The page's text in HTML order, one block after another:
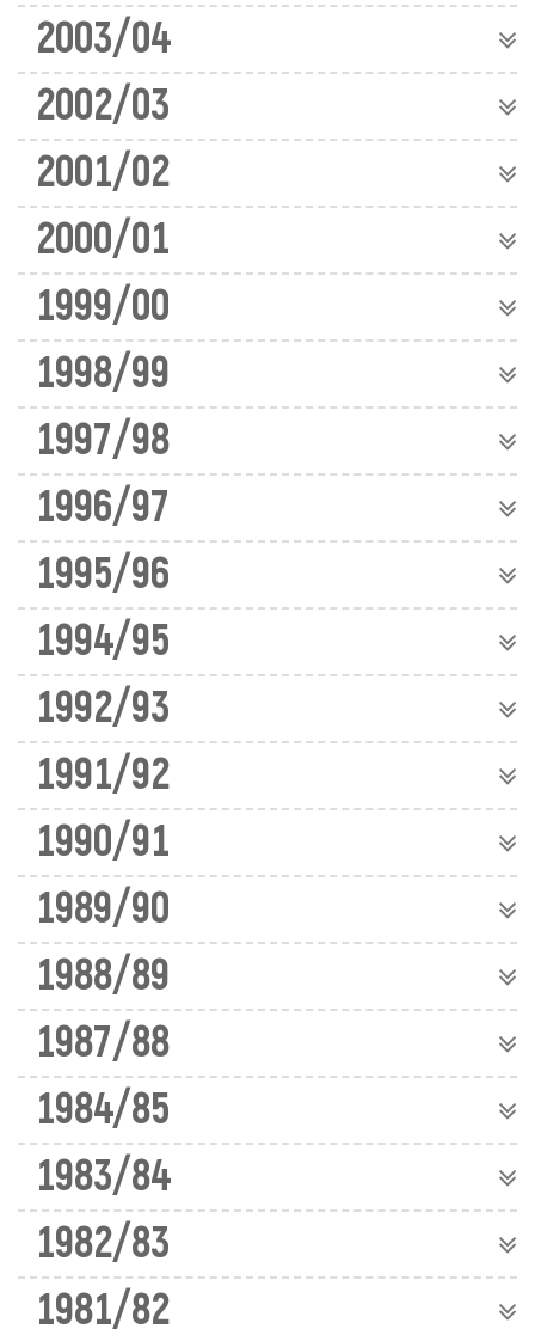
2003/04
2002/03
2001/02
2000/01
1999/00
1998/99
1997/98
1996/97
1995/96
1994/95
1992/93
1991/92
1990/91
1989/90
1988/89
1987/88
1984/85
1983/84
1982/83
1981/82